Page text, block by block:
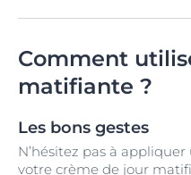
Comment
matifiante ?
Les bons gestes
N’hésitez pas à
votre crème de jour